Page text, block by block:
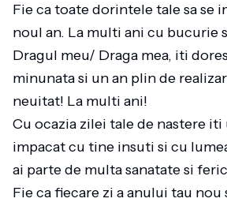
Fie ca toate dorintele tale sa se
noul an. La multi ani cu bucurie
Dragul meu/ Draga mea, iti
minunata si un an plin de
neuitat! La multi ani!
Cu ocazia zilei tale de nastere iti
impacat cu tine insuti si cu
ai parte de multa sanatate si
Fie ca fiecare zi a anului tau nou